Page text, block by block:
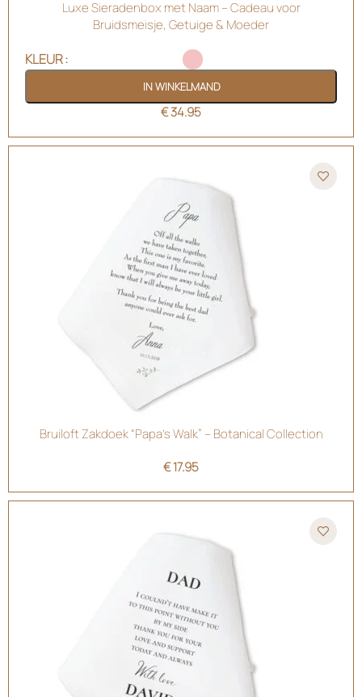
Luxe Sieradenbox met Naam – Cadeau voor
Bruidsmeisje, Getuige & Moeder
KLEUR
IN WINKELMAND
€34.95
Bruiloft Zakdoek “Papa’s Walk” – Botanical Collection
€17.95